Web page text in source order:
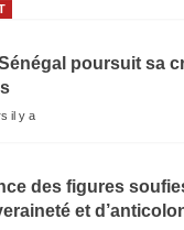
poursuit sa
il y a
des figures
et